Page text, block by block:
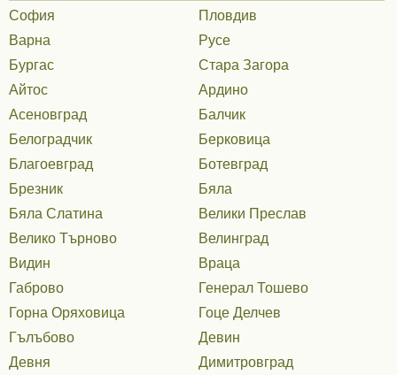
София
Пловдив
Варна
Русе
Бургас
Стара Загора
Айтос
Ардино
Асеновград
Балчик
Белоградчик
Берковица
Благоевград
Ботевград
Брезник
Бяла
Бяла Слатина
Велики Преслав
Велико Търново
Велинград
Видин
Враца
Габрово
Генерал Тошево
Горна Оряховица
Гоце Делчев
Гълъбово
Девин
Девня
Димитровград